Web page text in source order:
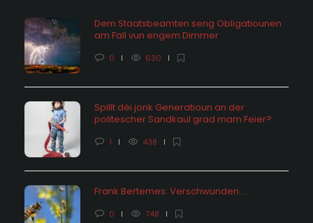
Dem Staatsbeamten seng Obligatiounen
am Fall vun engem Dimmer
0 630
Spillt déi jonk Generatioun an der
politescher Sandkaul grad mam Feier?
1 438
Frank Bertemes: Verschwunden….
0 748